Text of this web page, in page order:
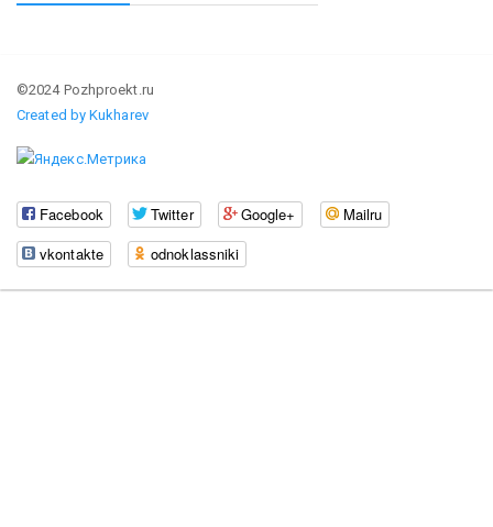
©2024 Pozhproekt.ru
Created by Kukharev
Facebook Twitter Google+
Mailru
vkontakte
odnoklassniki